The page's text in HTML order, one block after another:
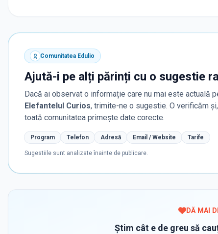
Comunitatea Edulio
Ajută-i pe alți părinți cu o sugestie
Dacă ai observat o informație care nu mai este actuală
Elefantelul Curios, trimite-ne o sugestie. O verificăm
toată comunitatea primește date corecte.
Program Telefon Adresă Email / Website Tarife
Sugestiile sunt analizate înainte de publicare.
DĂ MAI
Știm cât e de greu să